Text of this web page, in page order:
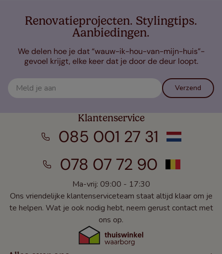
Renovatieprojecten. Stylingtips.
Aanbiedingen.
We delen hoe je dat “wauw-ik-hou-van-mijn-huis”-
gevoel krijgt, elke keer dat je door de deur loopt.
Verzend
Klantenservice
085 001 27 31
078 07 72 90
Ma-vrij: 09:00 - 17:30
Ons vriendelijke klantenserviceteam staat altijd klaar om je
te helpen. Wat je ook nodig hebt, neem gerust contact met
ons op.